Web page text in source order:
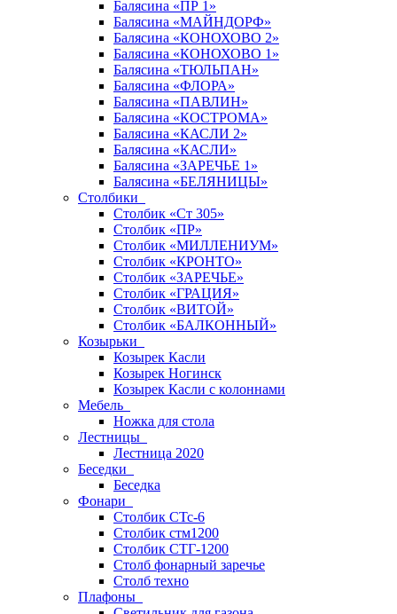
Балясина «ПР 1»
Балясина «МАЙНДОРФ»
Балясина «КОНОХОВО 2»
Балясина «КОНОХОВО 1»
Балясина «ТЮЛЬПАН»
Балясина «ФЛОРА»
Балясина «ПАВЛИН»
Балясина «КОСТРОМА»
Балясина «КАСЛИ 2»
Балясина «КАСЛИ»
Балясина «ЗАРЕЧЬЕ 1»
Балясина «БЕЛЯНИЦЫ»
Столбики
Столбик «Ст 305»
Столбик «ПР»
Столбик «МИЛЛЕНИУМ»
Столбик «КРОНТО»
Столбик «ЗАРЕЧЬЕ»
Столбик «ГРАЦИЯ»
Столбик «ВИТОЙ»
Столбик «БАЛКОННЫЙ»
Козырьки
Козырек Касли
Козырек Ногинск
Козырек Касли с колоннами
Мебель
Ножка для стола
Лестницы
Лестница 2020
Беседки
Беседка
Фонари
Столбик СТс-6
Столбик стм1200
Столбик СТГ-1200
Столб фонарный заречье
Столб техно
Плафоны